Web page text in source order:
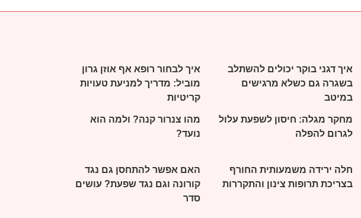
איך דגני בוקר יכולים להשתלב
בשגרה גם כשלא מרגישים
במיטב
איך לבחור רופא אף אוזן גרון
מוביל: מדריך למניעת טעויות
קריטיות
מחקר מגלה: חיסון לשפעת עלול
לגרום להפלה
מהו צנרור קנה? ולמה הוא
נועד?
חלה ירידה משמעותית החורף
בצריכת תרופות צינון והתקררות
האם אפשר להתחסן גם נגד
קורונה וגם נגד שפעת? עושים
סדר